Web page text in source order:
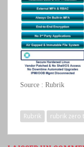
Source : Rubrik
Rubrik rubrik zero